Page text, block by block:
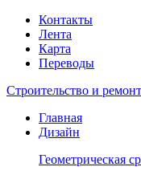
Контакты
Лента
Карта
Переводы
Строительство и
Главная
Дизайн
Геометрическая